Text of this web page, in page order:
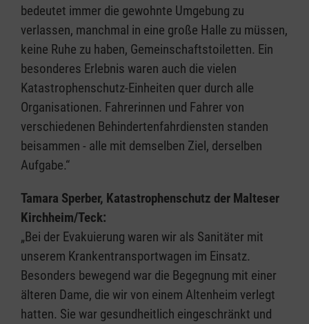
bedeutet immer die gewohnte Umgebung zu
verlassen, manchmal in eine große Halle zu müssen,
keine Ruhe zu haben, Gemeinschaftstoiletten. Ein
besonderes Erlebnis waren auch die vielen
Katastrophenschutz-Einheiten quer durch alle
Organisationen. Fahrerinnen und Fahrer von
verschiedenen Behindertenfahrdiensten standen
beisammen - alle mit demselben Ziel, derselben
Aufgabe.“
Tamara Sperber, Katastrophenschutz der Malteser
Kirchheim/Teck:
„Bei der Evakuierung waren wir als Sanitäter mit
unserem Krankentransportwagen im Einsatz.
Besonders bewegend war die Begegnung mit einer
älteren Dame, die wir von einem Altenheim verlegt
hatten. Sie war gesundheitlich eingeschränkt und